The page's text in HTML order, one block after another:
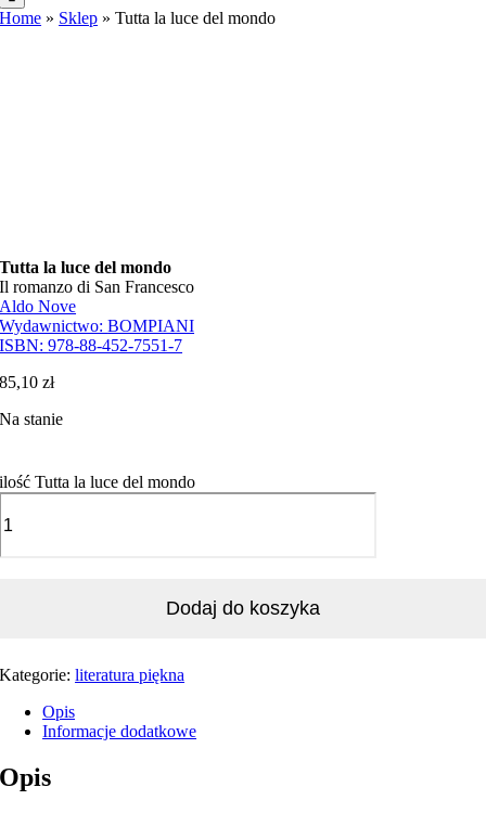
Home » Sklep »Tutta la luce del mondo
Tutta la luce del mondo
Il romanzo di San Francesco
Aldo Nove
Wydawnictwo:BOMPIANI
ISBN:978-88-452-7551-7
85,10zł
Na stanie
ilość Tutta la luce del mondo
Dodaj do koszyka
Kategorie:literatura piękna
Opis
Informacje dodatkowe
Opis